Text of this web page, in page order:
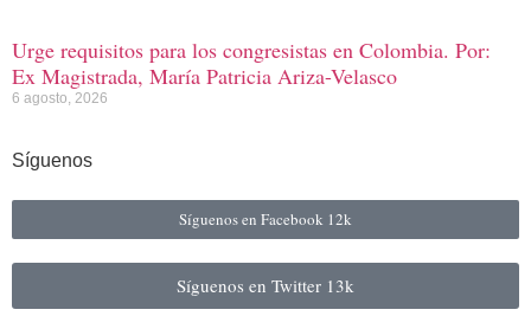
Urge requisitos para los congresistas en Colombia. Por:
Ex Magistrada, María Patricia Ariza-Velasco
6 agosto, 2026
Síguenos
Síguenos en Facebook 12k
Síguenos en Twitter 13k